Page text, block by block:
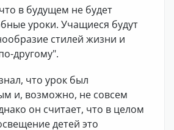
в будущем не будет
уроки. Учащиеся будут
стилей жизни и
другому".
что урок был
и, возможно, не совсем
он считает, что в целом
детей это